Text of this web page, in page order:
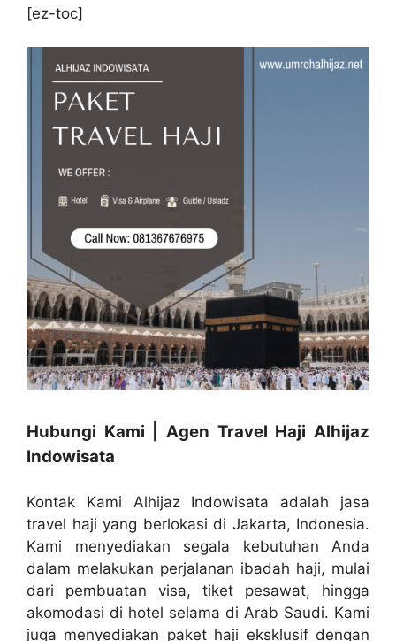
[ez-toc]
Hubungi Kami | Agen Travel Haji Alhijaz
Indowisata
Kontak Kami Alhijaz Indowisata adalah jasa
travel haji yang berlokasi di Jakarta, Indonesia.
Kami menyediakan segala kebutuhan Anda
dalam melakukan perjalanan ibadah haji, mulai
dari pembuatan visa, tiket pesawat, hingga
akomodasi di hotel selama di Arab Saudi. Kami
juga menyediakan paket haji eksklusif dengan